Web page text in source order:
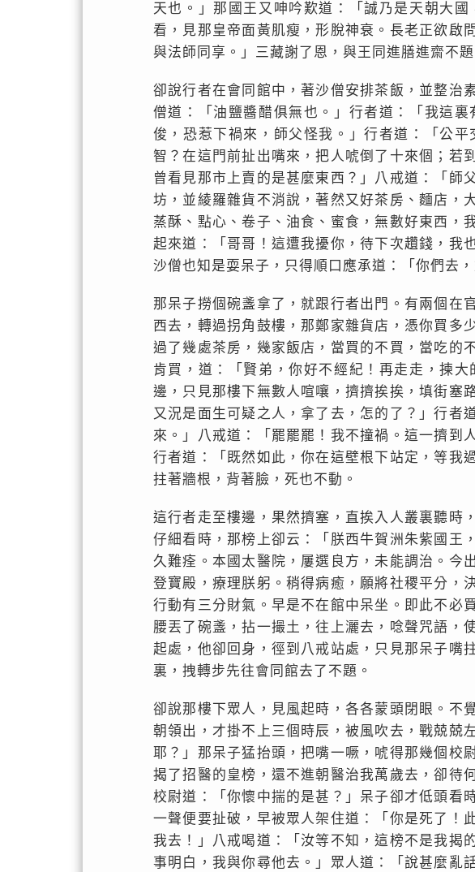
天也。」那國王又呻吟歎道：「誠乃是天朝大
看，見那皇帝面黃肌瘦，形脫神衰。長老正欲啟
與法師同享。」三藏謝了恩，與王同進膳進齋不題
卻說行者在會同館中，著沙僧安排茶飯，並整治
僧道：「油鹽醬醋俱無也。」行者道：「我這
俊，恐惹下禍來，師父怪我。」行者道：「公
智？在這門前扯出嘴來，把人唬倒了十來個；若
曾看見那市上賣的是甚麼東西？」八戒道：「師
坊，並綾羅雜貨不消說，著然又好茶房、麵店，
蒸酥、點心、卷子、油食、蜜食，無數好東西，
起來道：「哥哥！這遭我擾你，待下次趲錢，我
沙僧也知是耍呆子，只得順口應承道：「你們去
那呆子撈個碗盞拿了，就跟行者出門。有兩個在
西去，轉過拐角鼓樓，那鄭家雜貨店，憑你買多
過了幾處茶房，幾家飯店，當買的不買，當吃的
肯買，道：「賢弟，你好不經紀！再走走，揀
邊，只見那樓下無數人喧嚷，擠擠挨挨，填街塞
又況是面生可疑之人，拿了去，怎的了？」行者
來。」八戒道：「罷罷罷！我不撞禍。這一擠到
行者道：「既然如此，你在這壁根下站定，等我
拄著牆根，背著臉，死也不動。
這行者走至樓邊，果然擠塞，直挨入人叢裏聽時
仔細看時，那榜上卻云：「朕西牛賀洲朱紫國王
久難痊。本國太醫院，屢選良方，未能調治。今
登寶殿，療理朕躬。稍得病癒，願將社稷平分，
行動有三分財氣。早是不在館中呆坐。即此不必
腰丟了碗盞，拈一撮土，往上灑去，唸聲咒語，
起處，他卻回身，徑到八戒站處，只見那呆子嘴
裏，拽轉步先往會同館去了不題。
卻說那樓下眾人，見風起時，各各蒙頭閉眼。不
朝領出，才掛不上三個時辰，被風吹去，戰兢兢
耶？」那呆子猛抬頭，把嘴一噘，唬得那幾個校
揭了招醫的皇榜，還不進朝醫治我萬歲去，卻待
校尉道：「你懷中揣的是甚？」呆子卻才低頭看
一聲便要扯破，早被眾人架住道：「你是死了！
我去！」八戒喝道：「汝等不知，這榜不是我揭
事明白，我與你尋他去。」眾人道：「說甚麼亂